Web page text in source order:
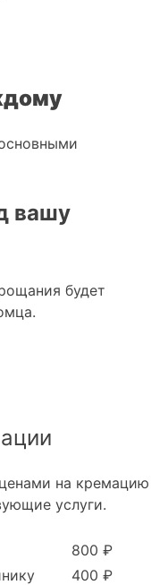
вашу
будет
на кремацию
услуги.
800 ₽
400 ₽